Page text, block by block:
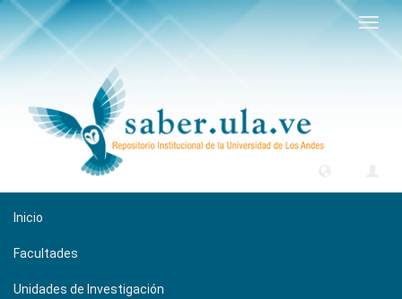
Inicio
Facultades
Unidades de Investigación